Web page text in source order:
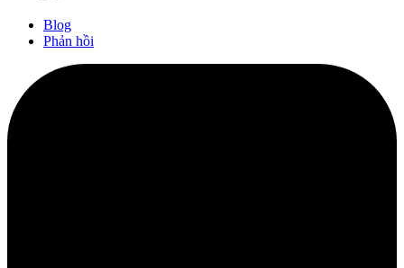
Blog
Phản hồi